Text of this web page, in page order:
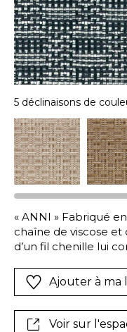
5 déclinaisons de
« ANNI » Fabriqué
chaîne de viscose et
d’un fil chenille lui
matité. Destiné aux
coloris, ce tissu à
spécialisée dans le
Ajouter à ma
Voir sur